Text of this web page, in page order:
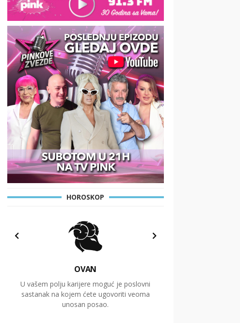
HOROSKOP
OVAN
U vašem polju karijere moguć je poslovni
sastanak na kojem ćete ugovoriti veoma
unosan posao.